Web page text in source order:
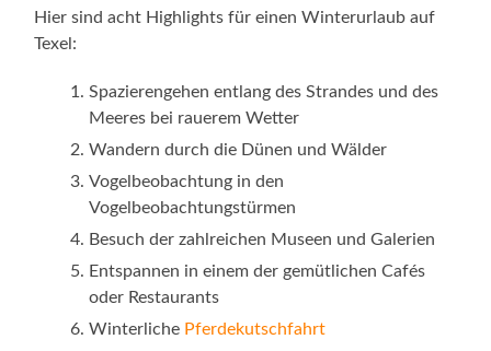
Hier sind acht Highlights für einen Winterurlaub auf
Texel:
Spazierengehen entlang des Strandes und des
Meeres bei rauerem Wetter
Wandern durch die Dünen und Wälder
Vogelbeobachtung in den
Vogelbeobachtungstürmen
Besuch der zahlreichen Museen und Galerien
Entspannen in einem der gemütlichen Cafés
oder Restaurants
Winterliche Pferdekutschfahrt